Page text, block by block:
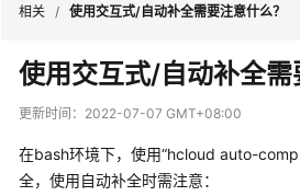
能
总
产
相关 / 使用交互式/自动补全需要注意什么？
使用交互式/自动补全需
更新时间： 2022-07-07 GMT+08:00
在bash环境下，使用“hcloud auto-
全，使用自动补全时需注意：